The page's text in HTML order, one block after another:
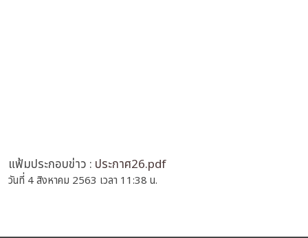
แฟ้มประกอบข่าว : ประกาศ26.pdf
วันที่ 4 สิงหาคม 2563 เวลา 11:38 น.